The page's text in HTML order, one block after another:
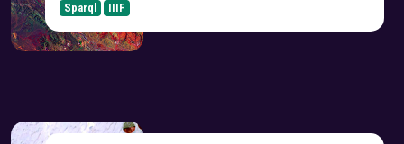
Sparql IIIF